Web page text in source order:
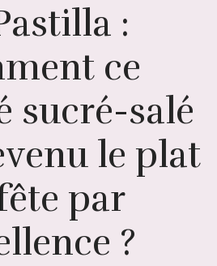
:
ce
sucré-salé
le plat
par
?